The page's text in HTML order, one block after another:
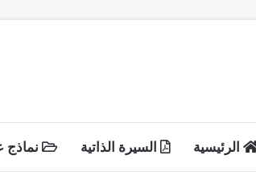
الرئيسية السيرة الذاتية نماذج